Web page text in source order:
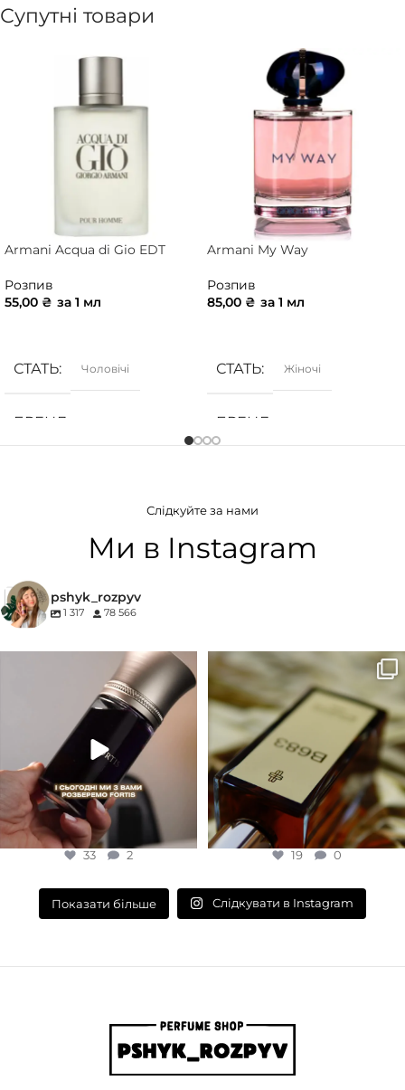
Супутні товари
Armani Acqua di Gio EDT
Розпив
55,00 ₴ за 1 мл
СТАТЬ Чоловічі
БРЕНД
Цитрусові
Armani My Way
Розпив
85,00 ₴ за 1 мл
СТАТЬ Жіночі
БРЕНД
Слідкуйте за нами
Ми в Instagram
pshyk_rozpyv
1 317 78 566
Для замовлення переходьте на
сайт або в Instagram...
33 2
33 2
Marc-Antoine Barrois B683 - це
запах вечора в
19
19 0
Показати більше Слідкувати в Instagram